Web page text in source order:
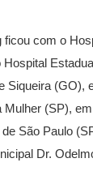
com o
Siqueira (GO),
Mulher (SP),
São Paulo
Dr.